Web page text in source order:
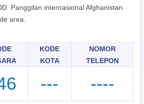
Panggilan internasional Afghanistan
area.
KODE
KOTA
NOMOR
TELEPON
--- ----